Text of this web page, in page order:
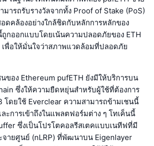
มารถรับรางวัลจากทั้ง Proof of Stake (PoS)
อดคล้องอย่างใกล้ชิดกับหลักการหลักของ
ถูกออกแบบโดยเน้นความปลอดภัยของ ETH
เพื่อให้มั่นใจว่าสภาพแวดล้อมที่ปลอดภัย
ของ Ethereum pufETH ยังมีให้บริการบน
ซึ่งให้ความยืดหยุ่นสำหรับผู้ใช้ที่ต้องการ
โดยใช้ Everclear ความสามารถข้ามเชนนี้
ะการเข้าถึงในแพลตฟอร์มต่าง ๆ โทเค็นนี้
ซึ่งเป็นโปรโตคอลรีสเตคแบบเนทีฟที่มี
ายศูนย์ (nLRP) ที่พัฒนาบน Eigenlayer